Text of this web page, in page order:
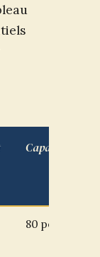
Capacité
80 pers.